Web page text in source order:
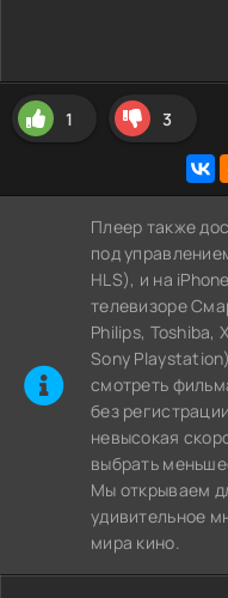
1 3
Плеер также
под
HLS), и на
телевизоре
Philips, Toshiba,
Sony
cмотреть
без
невысокая
выбрать
Мы открываем
удивительное
мира кино.